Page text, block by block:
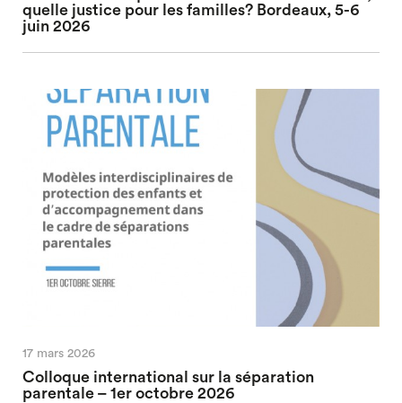
quelle justice pour les familles? Bordeaux, 5-6
juin 2026
17 mars 2026
Colloque international sur la séparation
parentale – 1er octobre 2026